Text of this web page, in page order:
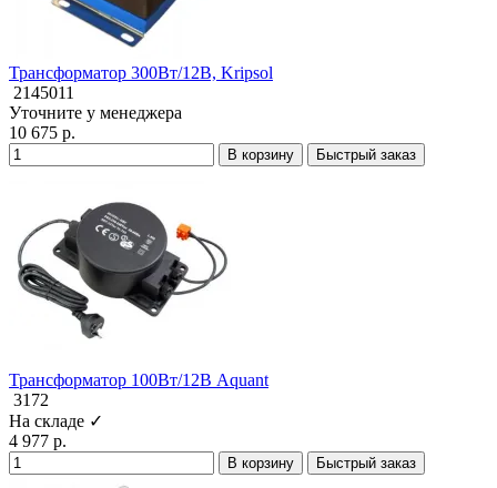
Трансформатор 300Вт/12В, Kripsol
2145011
Уточните у менеджера
10 675 р.
В корзину Быстрый заказ
Трансформатор 100Вт/12В Aquant
3172
На складе ✓
4 977 р.
В корзину Быстрый заказ